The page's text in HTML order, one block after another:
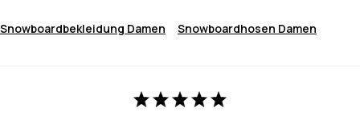
Snowboardbekleidung Damen Snowboardhosen Damen